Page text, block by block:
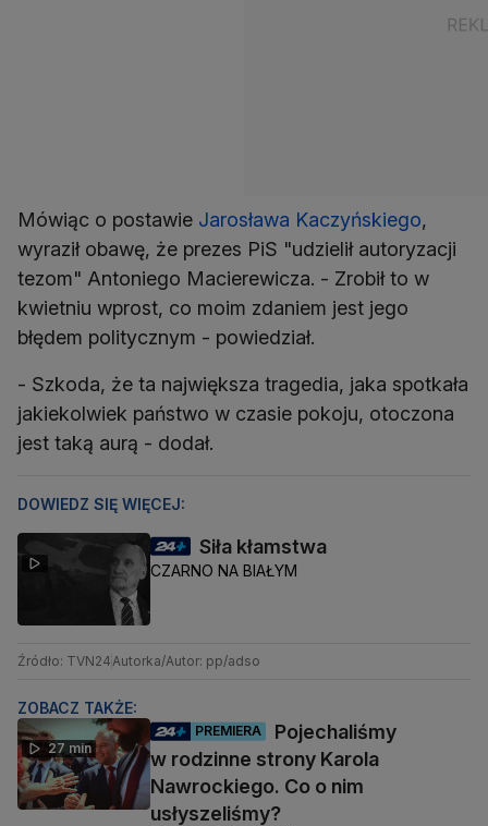
Mówiąc o postawie Jarosława Kaczyńskiego,
wyraził obawę, że prezes PiS "udzielił autoryzacji
tezom" Antoniego Macierewicza. - Zrobił to w
kwietniu wprost, co moim zdaniem jest jego
błędem politycznym - powiedział.
- Szkoda, że ta największa tragedia, jaka spotkała
jakiekolwiek państwo w czasie pokoju, otoczona
jest taką aurą - dodał.
DOWIEDZ SIĘ WIĘCEJ:
Siła kłamstwa
CZARNO NA BIAŁYM
Źródło: TVN24 Autorka/Autor: pp/adso
ZOBACZ TAKŻE:
27 min
PREMIERA
Pojechaliśmy
w rodzinne strony Karola
Nawrockiego. Co o nim
usłyszeliśmy?